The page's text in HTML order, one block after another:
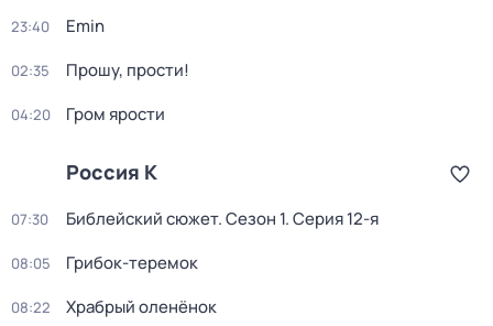
23:40 Emin
02:35 Прошу, прости!
04:20 Гром ярости
Россия К
07:30 Библейский сюжет. Сезон 1. Серия 12-я
08:05 Грибок-теремок
08:22 Храбрый оленёнок